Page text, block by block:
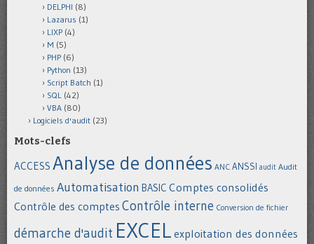
DELPHI (8)
Lazarus (1)
LIXP (4)
M (5)
PHP (6)
Python (13)
Script Batch (1)
SQL (42)
VBA (80)
Logiciels d'audit (23)
Mots-clefs
ACCESS Analyse de données ANC ANSSI audit Audit
de données Automatisation BASIC Comptes consolidés
Contrôle des comptes Contrôle interne Conversion de fichier
démarche d'audit EXCEL exploitation des données